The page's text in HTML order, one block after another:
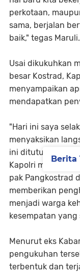
perkotaan,
sama, berjalan
baik," tegas Maruli.
Usai dikukuhkan
besar Kostrad,
menyampaikan
mendapatkan
"Hari ini saya
menyaksikan
ini ditutup. Dan
Kapolri
pak Pangkostrad
memberikan
menjadi warga
kesempatan yang
Menurut eks
pengukuhan
terbentuk dan
Berita